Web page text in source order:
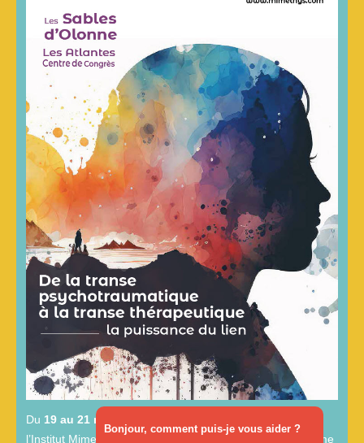
Du 19 au 21 mars 2026
l’Institut Mimethys aux Sables-d’Olonne, consacré au thème
Bonjour, comment puis-je vous aider ?